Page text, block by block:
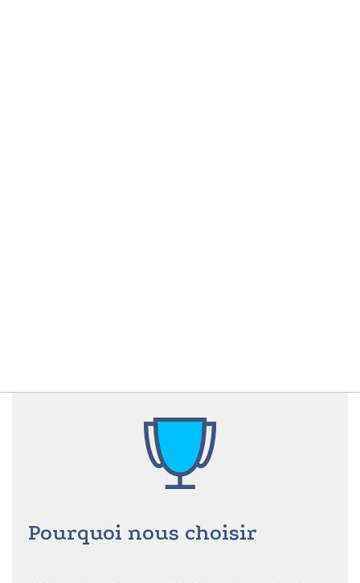
Pourquoi nous choisir